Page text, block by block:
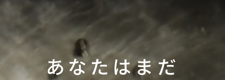
あなたはまだ